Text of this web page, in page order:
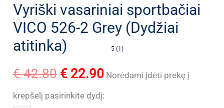
Vyriški vasariniai sportbačiai
VICO 526-2 Grey (Dydžiai
atitinka)
5 (1)
€42.80 Original
price
€ 22.90Current
price
Norėdami įdėti prekę į
krepšelį pasirinkite dydį: